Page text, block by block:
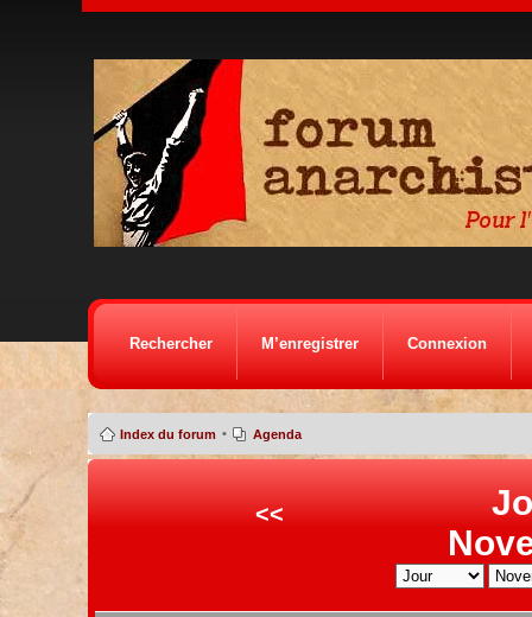
Rechercher M’enregistrer Connexion
Index du forum • Agenda
<<